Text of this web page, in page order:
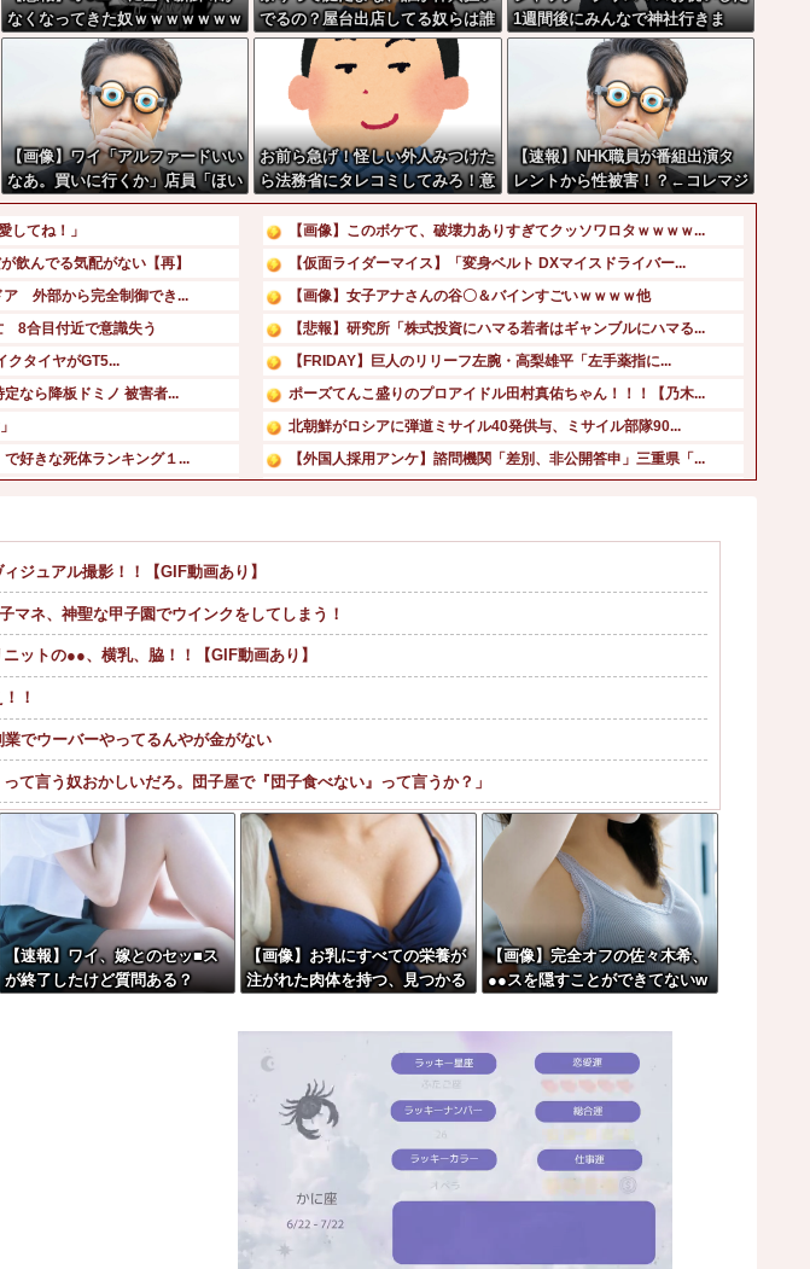
なくなってきた奴ｗｗｗｗｗｗｗ
ｗｗｗ
でるの？屋台出店してる奴らは誰
の許可を得て商売してるの？
1週間後にみんなで神社行きま
す」←これ
【画像】ワイ「アルファードいい
なあ。買いに行くか」店員「ほい
っ見積もりな！」ワイ「金額おか
しくね？」←お前らもそう思うよ
な？？？？？
お前ら急げ！怪しい外人みつけた
ら法務省にタレコミしてみろ！意
外と仕事するぞ？
【速報】NHK職員が番組出演タ
レントから性被害！？←コレマジ
ならヤバくねーか？
してね！」
飲んでる気配がない【再】
ア 外部から完全制御でき...
8合目付近で意識失う
クタイヤがGT5...
なら降板ドミノ 被害者...
で好きな死体ランキング１...
「クイズミリオネア」しか...
有吉弘行の意味深発言で...
【画像】このボケて、破壊力ありすぎてクッソワロタｗｗｗｗ...
【仮面ライダーマイス】「変身ベルト DXマイスドライバー...
【画像】女子アナさんの谷〇＆バインすごいｗｗｗｗ他
【悲報】研究所「株式投資にハマる若者はギャンブルにハマる...
【FRIDAY】巨人のリリーフ左腕・高梨雄平「左手薬指に...
ポーズてんこ盛りのプロアイドル田村真佑ちゃん！！！【乃木...
北朝鮮がロシアに弾道ミサイル40発供与、ミサイル部隊90...
【外国人採用アンケ】諮問機関「差別、非公開答申」三重県「...
韓国人「韓国サッカー協会が行った国際試合の性的接待の全容...
「安物買いの銭失いだったねぇ」とインドネシア高速鉄道の最...
【画像】一度は消えたと思ってたあのYouTuber、今こ...
ジュアル撮影！！【GIF動画あり】
マネ、神聖な甲子園でウインクをしてしまう！
ットの●●、横乳、脇！！【GIF動画あり】
！
でウーバーやってるんやが金がない
て言う奴おかしいだろ。団子屋で『団子食べない』って言うか？」
の光景、レベチw w w w w w w w w w w
けたら法務省にタレコミしてみろ！意外と仕事するぞ？
味がなくなってきた奴ｗｗｗｗｗｗｗｗｗｗ
が警察官を突き飛ばす。逮捕しろやｗｗｗ
落雷で選手1人が死亡、12人が負傷した事故。
んにドローンを特攻させるおそロシア。
契約は2026年の1年のみ、2027年に向けてウィリアムズと交渉開始との情報
【速報】ワイ、嫁とのセッ■ス
が終了したけど質問ある？
【画像】お乳にすべての栄養が
注がれた肉体を持つ、見つかる
【画像】完全オフの佐々木希、
●●スを隠すことができてないw